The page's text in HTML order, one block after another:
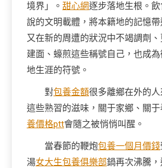
境界」。 甜心網逐步落地生根。
說的文明載體，將本籍地的記憶
又在新的周遭的狀況中不竭調劑
建面、蠔煎這些稱號自己，也成
地生涯的符號。
對包養金額很多離鄉在外的
這些熟習的滋味，關于家鄉、關
養價格ptt會隨之被悄悄叫醒。
當春節的鞭炮包養一個月價錢
湯女大生包養俱樂部鍋再次沸騰